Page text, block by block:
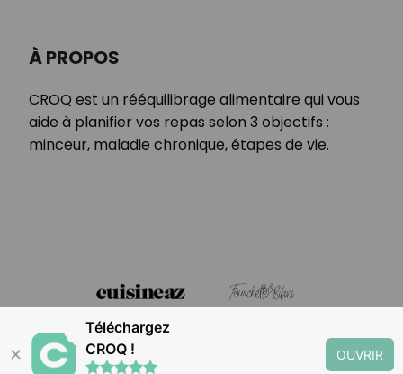
À PROPOS
CROQ est un rééquilibrage alimentaire qui vous
aide à planifier vos repas selon 3 objectifs :
minceur, maladie chronique, étapes de vie.
✕
Téléchargez
CROQ !
OUVRIR